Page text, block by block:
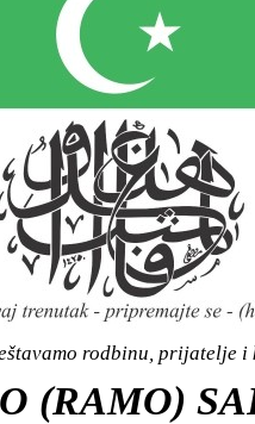
rodbinu, prijatelje i
(RAMO)